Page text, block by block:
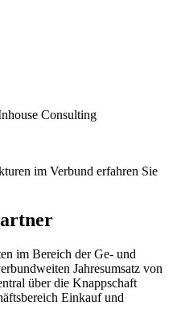
Consulting
im Verbund erfahren Sie
im Bereich der Ge- und
Jahresumsatz von
über die Knappschaft
Einkauf und